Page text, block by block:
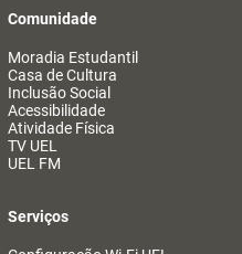
Comunidade
Moradia Estudantil
Casa de Cultura
Inclusão Social
Acessibilidade
Atividade Física
TV UEL
UEL FM
Serviços